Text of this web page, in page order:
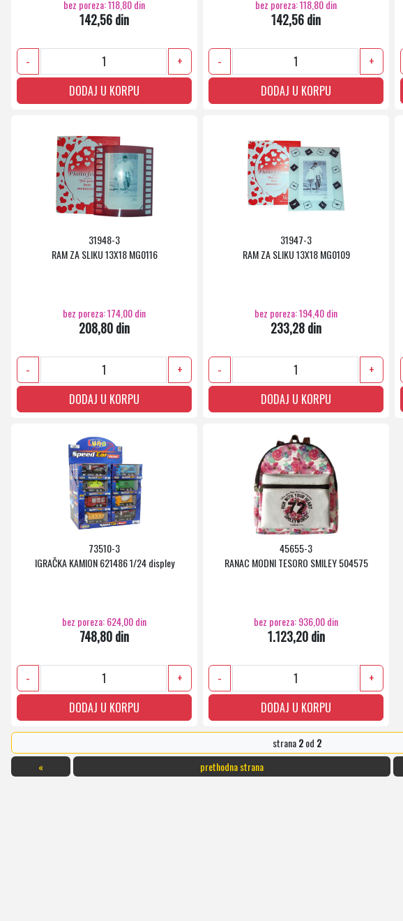
bez poreza: 118,80 din
142,56 din
-
+
DODAJ U KORPU
bez poreza: 118,80 din
142,56 din
-
+
DODAJ U KORPU
31948-3
RAM ZA SLIKU 13X18 MG0116
bez poreza: 174,00 din
208,80 din
-
+
DODAJ U KORPU
31947-3
RAM ZA SLIKU 13X18 MG0109
bez poreza: 194,40 din
233,28 din
-
+
DODAJ U KORPU
73510-3
IGRAČKA KAMION 621486 1/24 displey
bez poreza: 624,00 din
748,80 din
-
+
DODAJ U KORPU
45655-3
RANAC MODNI TESORO SMILEY 504575
bez poreza: 936,00 din
1.123,20 din
-
+
DODAJ U KORPU
strana2od 2
«
prethodna strana